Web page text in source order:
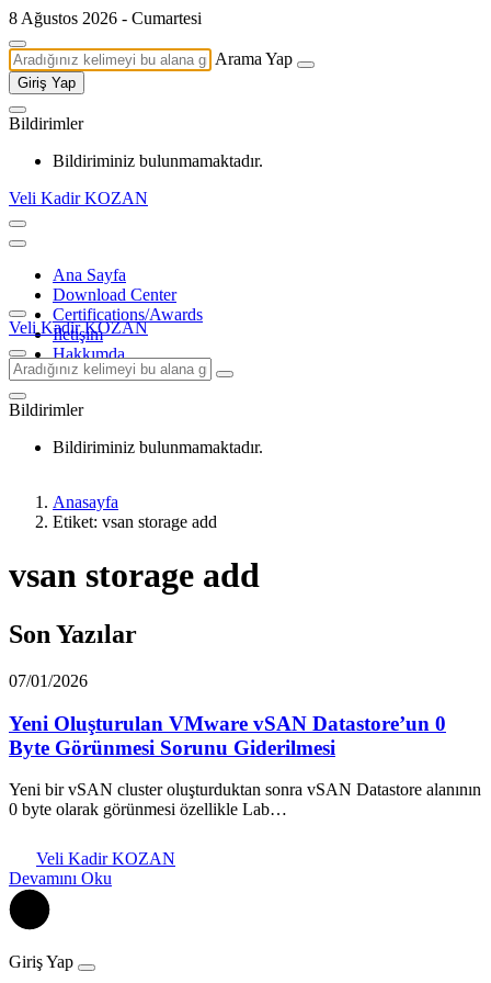
8 Ağustos 2026 - Cumartesi
Arama Yap
Giriş Yap
Bildirimler
Bildiriminiz bulunmamaktadır.
Veli Kadir KOZAN
Ana Sayfa
Download Center
Certifications/Awards
İletişim
Hakkımda
Veli Kadir KOZAN
Bildirimler
Bildiriminiz bulunmamaktadır.
Anasayfa
Etiket: vsan storage add
vsan storage add
Son Yazılar
07/01/2026
Yeni Oluşturulan VMware vSAN Datastore’un 0
Byte Görünmesi Sorunu Giderilmesi
Yeni bir vSAN cluster oluşturduktan sonra vSAN Datastore alanının
0 byte olarak görünmesi özellikle Lab…
Veli Kadir KOZAN
Devamını Oku
Giriş Yap